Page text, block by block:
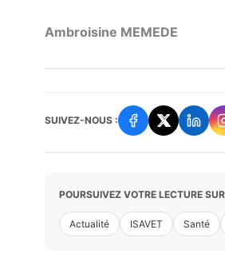
Ambroisine MEMEDE
SUIVEZ-NOUS :
POURSUIVEZ VOTRE LECTURE
Actualité ISAVET Santé